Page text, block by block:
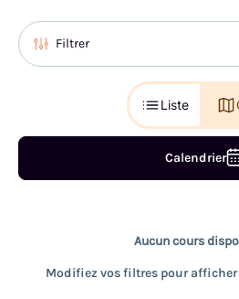
Filtrer
Liste
Calendrier
Aucun cours
Modifiez vos filtres pour